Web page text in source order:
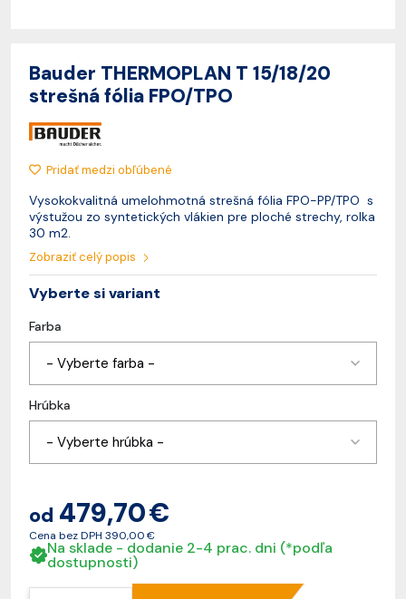
Bauder THERMOPLAN T 15/18/20
strešná fólia FPO/TPO
Pridať medzi obľúbené
Vysokokvalitná umelohmotná strešná fólia FPO-PP/TPO s
výstužou zo syntetických vlákien pre ploché strechy, rolka
30 m2.
Zobraziť celý popis
Vyberte si variant
Farba
- Vyberte farba -
Hrúbka
- Vyberte hrúbka -
od 479,70 €
Cena bez DPH 390,00 €
Na sklade - dodanie 2-4 prac. dni (*podľa
dostupnosti)